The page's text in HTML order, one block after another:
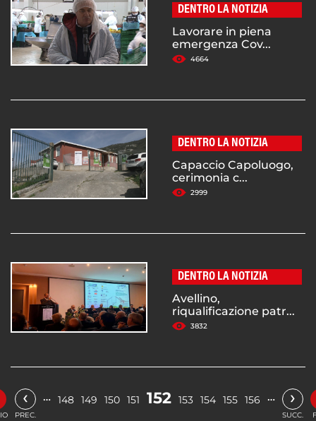
DENTRO LA NOTIZIA
Lavorare in piena
emergenza Cov...
4664
DENTRO LA NOTIZIA
Capaccio Capoluogo,
cerimonia c...
2999
DENTRO LA NOTIZIA
Avellino,
riqualificazione patr...
3832
‹
PREC.
… 148 149 150 151 152 153 154 155 156 … ›
SUCC.